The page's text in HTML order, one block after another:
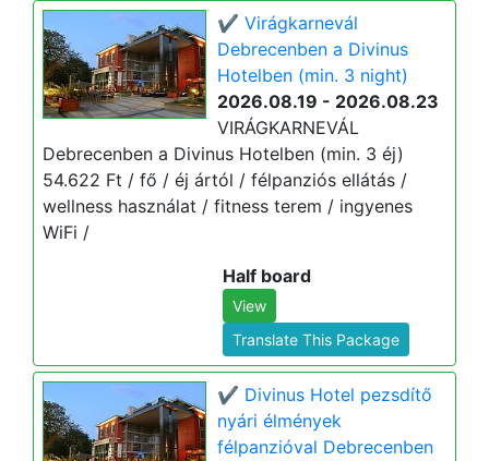
✔️ Virágkarnevál
Debrecenben a Divinus
Hotelben (min. 3 night)
2026.08.19 - 2026.08.23
VIRÁGKARNEVÁL
Debrecenben a Divinus Hotelben (min. 3 éj)
54.622 Ft / fő / éj ártól / félpanziós ellátás /
wellness használat / fitness terem / ingyenes
WiFi /
Half board
View
Translate This Package
✔️ Divinus Hotel pezsdítő
nyári élmények
félpanzióval Debrecenben